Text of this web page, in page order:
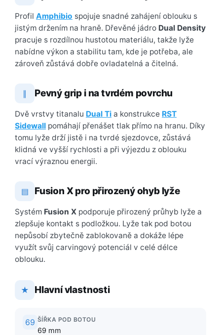
Profil Amphibio spojuje snadné zahájení oblouku s
jistým držením na hraně. Dřevěné jádro Dual Density
pracuje s rozdílnou hustotou materiálu, takže lyže
nabídne výkon a stabilitu tam, kde je potřeba, ale
zároveň zůstává dobře ovladatelná a čitelná.
∥ Pevný grip i na tvrdém povrchu
Dvě vrstvy titanalu Dual Ti a konstrukce RST
Sidewall pomáhají přenášet tlak přímo na hranu. Díky
tomu lyže drží jistě i na tvrdé sjezdovce, zůstává
klidná ve vyšší rychlosti a při výjezdu z oblouku
vrací výraznou energii.
▤ Fusion X pro přirozený ohyb lyže
Systém Fusion X podporuje přirozený průhyb lyže a
zlepšuje kontakt s podložkou. Lyže tak pod botou
nepůsobí zbytečně zablokovaně a dokáže lépe
využít svůj carvingový potenciál v celé délce
oblouku.
★ Hlavní vlastnosti
69 ŠÍŘKA POD BOTOU
69 mm